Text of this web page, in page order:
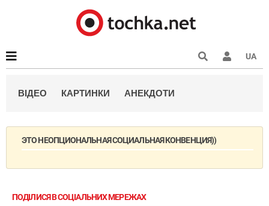
UA
ВІДЕО КАРТИНКИ АНЕКДОТИ
ЭТО НЕОПЦИОНАЛЬНАЯ СОЦИАЛЬНАЯ КОНВЕНЦИЯ))
ПОДІЛИСЯ В СОЦІАЛЬНИХ МЕРЕЖАХ